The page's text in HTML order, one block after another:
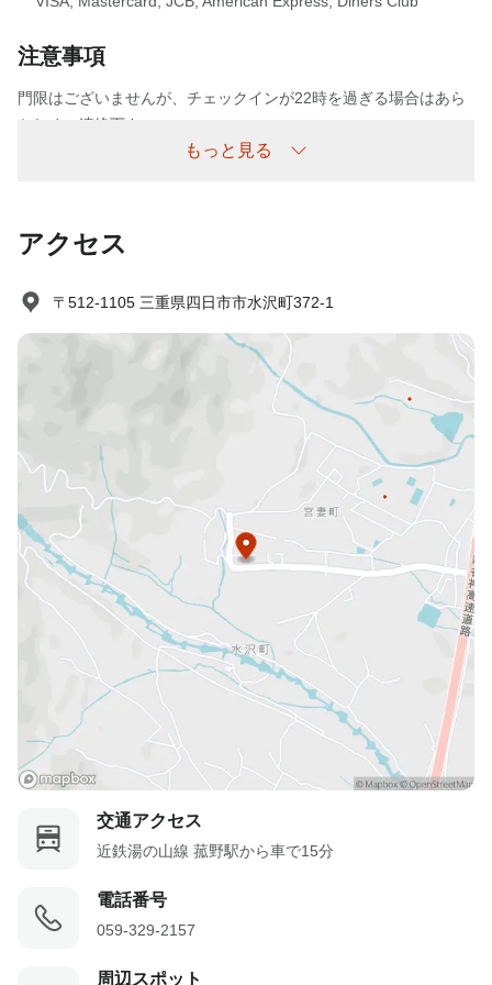
注意事項
門限はございませんが、チェックインが22時を過ぎる場合はあら
かじめご連絡下さい。
連絡なしの不泊/不着 ：宿泊料金の100%
もっと見る
アクセス
〒512-1105 三重県四日市市水沢町372-1
交通アクセス
近鉄湯の山線 菰野駅から車で15分
電話番号
059-329-2157
周辺スポット